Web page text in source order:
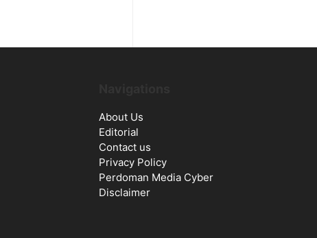
About Us
Editorial
Contact us
Privacy Policy
Perdoman Media Cyber
Disclaimer